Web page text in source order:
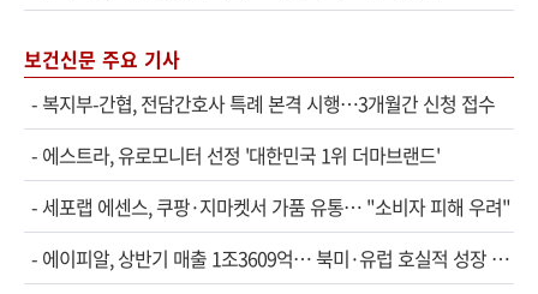
보건신문 주요 기사
- 복지부-간협, 전담간호사 특례 본격 시행…3개월간 신청 접수
- 에스트라, 유로모니터 선정 '대한민국 1위 더마브랜드'
- 세포랩 에센스, 쿠팡·지마켓서 가품 유통… "소비자 피해 우려"
- 에이피알, 상반기 매출 1조3609억… 북미·유럽 호실적 성장 견인